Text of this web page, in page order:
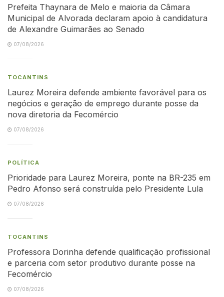
Prefeita Thaynara de Melo e maioria da Câmara
Municipal de Alvorada declaram apoio à candidatura
de Alexandre Guimarães ao Senado
07/08/2026
TOCANTINS
Laurez Moreira defende ambiente favorável para os
negócios e geração de emprego durante posse da
nova diretoria da Fecomércio
07/08/2026
POLÍTICA
Prioridade para Laurez Moreira, ponte na BR-235 em
Pedro Afonso será construída pelo Presidente Lula
07/08/2026
TOCANTINS
Professora Dorinha defende qualificação profissional
e parceria com setor produtivo durante posse na
Fecomércio
07/08/2026